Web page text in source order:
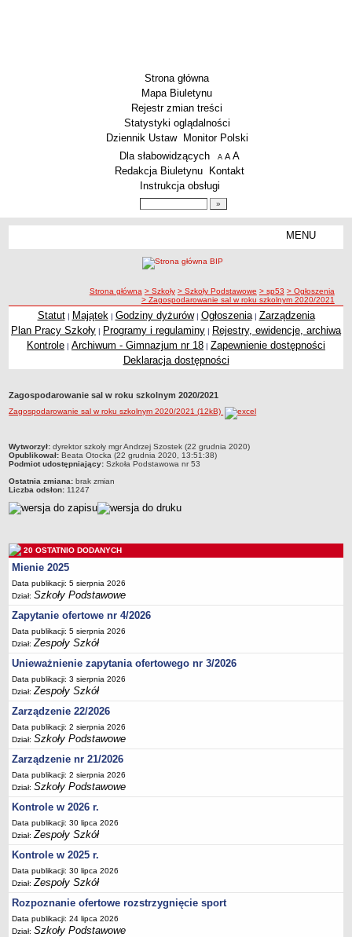
Strona główna
Mapa Biuletynu
Rejestr zmian treści
Statystyki oglądalności
Dziennik Ustaw
Monitor Polski
Menu dodatkowe
Dla słabowidzących A pomniejsz czcionkę
A standardowy rozmiar czcionki
A
Redakcja Biuletynu
Kontakt
Instrukcja obsługi
MENU
Zespoły Szkół
Techniczne Zakłady Naukowe
PRZEDSZKOLA
Przedszkola Miejskie
Zlikwidowane gimnazja
Wielofunkcyjna Placówka
SPECJALNE OŚRODKI SZKOLNO-WYCHOWAWCZE
Specjalny Ośrodek nr 1
Specjalny Ośrodek nr 5
BURSA MIEJSKA
Statut
Majątek
Godziny dyżurów
Ogłoszenie
Zarządzenia
Kontrole
Rejestry, ewidencje, archiwa
Sprawozdania
Deklaracja dostępności
PORADNIE PSYCHOLOGICZNO-PEDAGOGICZNE
Zespół Poradni
Dane podstawowe
Statut
Majątek
Godziny dyżurów
Ogłoszenia
Zarządzenia
Rejestry, ewidencje, archiwa
Kontrole
ścieżka nawigacji
Strona główna > Szkoły > Szkoły Podstawowe > sp53 > Ogłoszenia
> Zagospodarowanie sal w roku szkolnym 2020/2021
Statut| Majątek | Godziny dyżurów| Ogłoszenia| Zarządzenia
Plan Pracy Szkoły | Programy i regulaminy | Rejestry, ewidencje, archiwa
Kontrole | Archiwum - Gimnazjum nr 18 | Zapewnienie dostępności
Deklaracja dostępności
Zagospodarowanie sal w roku szkolnym 2020/2021
Zagospodarowanie sal w roku szkolnym 2020/2021 (12kB)
metryczka
Wytworzył: dyrektor szkoły mgr Andrzej Szostek (22 grudnia 2020)
Opublikował: Beata Otocka (22 grudnia 2020, 13:51:38)
Podmiot udostępniający: Szkoła Podstawowa nr 53
Ostatnia zmiana: brak zmian
Liczba odsłon: 11247
20 OSTATNIO DODANYCH
Mienie 2025
Data publikacji: 5 sierpnia 2026
Dział:Szkoły Podstawowe
Zapytanie ofertowe nr 4/2026
Data publikacji: 5 sierpnia 2026
Dział:Zespoły Szkół
Unieważnienie zapytania ofertowego nr 3/2026
Data publikacji: 3 sierpnia 2026
Dział:Zespoły Szkół
Zarządzenie 22/2026
Data publikacji: 2 sierpnia 2026
Dział:Szkoły Podstawowe
Zarządzenie nr 21/2026
Data publikacji: 2 sierpnia 2026
Dział:Szkoły Podstawowe
Kontrole w 2026 r.
Data publikacji: 30 lipca 2026
Dział:Zespoły Szkół
Kontrole w 2025 r.
Data publikacji: 30 lipca 2026
Dział:Zespoły Szkół
Rozpoznanie ofertowe rozstrzygnięcie sport
Data publikacji: 24 lipca 2026
Dział:Szkoły Podstawowe